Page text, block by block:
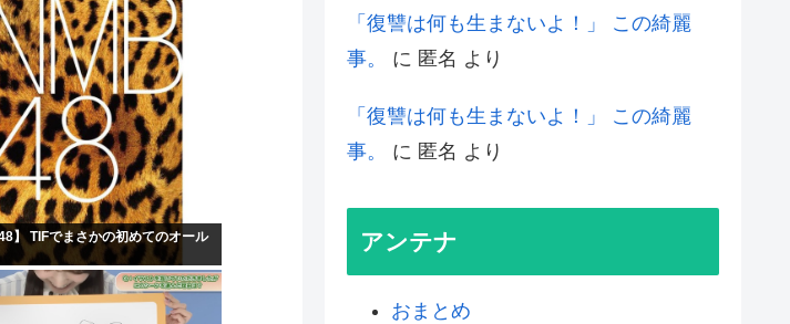
】 TIFでまさかの初めてのオール
「復讐は何も生まないよ！」 この綺麗
事。
に 匿名 より
「復讐は何も生まないよ！」 この綺麗
事。
に 匿名 より
アンテナ
おまとめ